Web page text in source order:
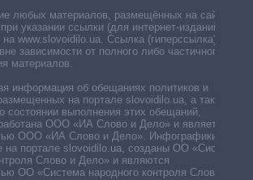
любых материалов, размещённых на сайте,
указании ссылки (для интернет-изданий —
на www.slovoidilo.ua. Ссылка (гиперссылка)
зависимости от полного либо частичного
материалов.
информация об обещаниях политиков и
на портале slovoidilo.ua, а также
состоянии выполнения этих обещаний,
ООО «ИА Слово и Дело» и является
ООО «ИА Слово и Дело». Инфографики,
портале slovoidilo.ua, созданы ОО «Система
Слово и Дело» и являются
ОО «Система народного контроля Слово и